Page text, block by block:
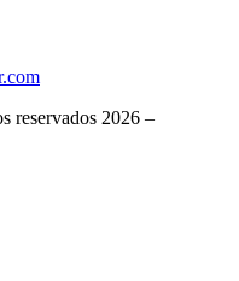
reservados 2026 –